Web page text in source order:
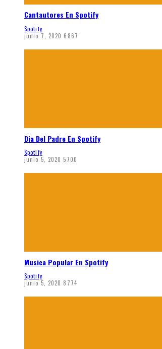
Cantautores En Spotify
Spotify
junio 7, 2020 6867
Dia Del Padre En Spotify
Spotify
junio 5, 2020 5700
Musica Popular En Spotify
Spotify
junio 5, 2020 8774